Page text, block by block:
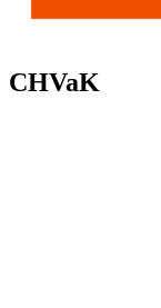
CHVaK